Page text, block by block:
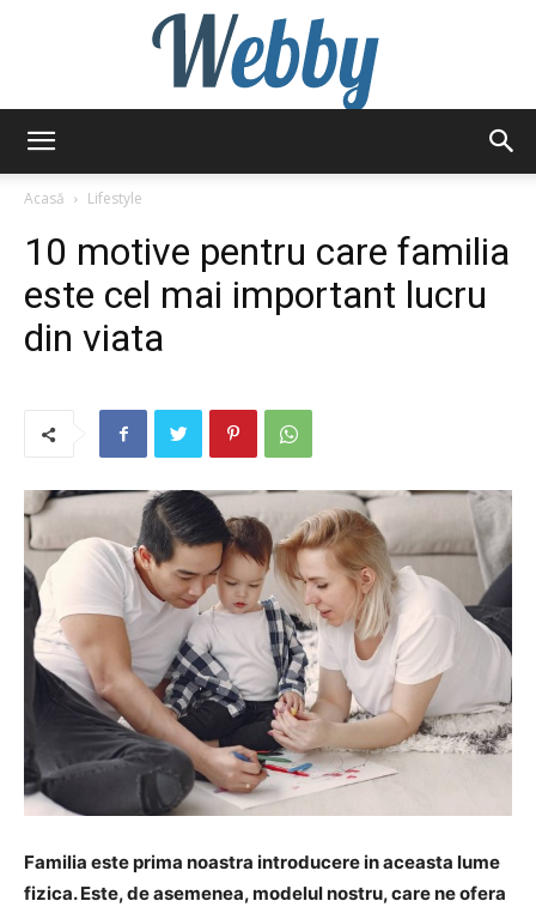
Acasă
Lifestyle
10 motive pentru care familia
este cel mai important lucru
din viata
Familia este prima noastra introducere in aceasta lume
fizica. Este, de asemenea, modelul nostru, care ne ofera